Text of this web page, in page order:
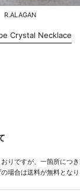
R.ALAGAN
Crystal Necklace
りですが、一箇所につ
場合は送料が無料となり